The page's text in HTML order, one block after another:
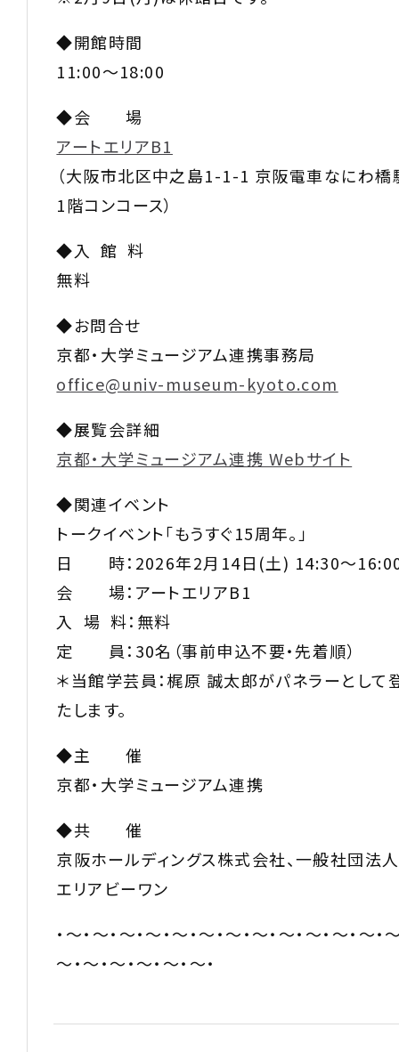
◆開館時間
11:00～18:00
◆会 場
アートエリアB1
（大阪市北区中之島1-1-1 京阪電車なにわ橋
1階コンコース）
◆入 館 料
無料
◆お問合せ
京都・大学ミュージアム連携事務局
office@univ-museum-kyoto.com
◆展覧会詳細
京都・大学ミュージアム連携 Webサイト
◆関連イベント
トークイベント「もうすぐ15周年。」
日 時：2026年2月14日(土) 14:30～
会 場：アートエリアB1
入 場 料：無料
定 員：30名（事前申込不要・先着順）
＊当館学芸員：梶原 誠太郎がパネラーとして
たします。
◆主 催
京都・大学ミュージアム連携
◆共 催
京阪ホールディングス株式会社、一般社団法
エリアビーワン
・～・～・～・～・～・～・～・～・～・～・～・～・
～・～・～・～・～・～・